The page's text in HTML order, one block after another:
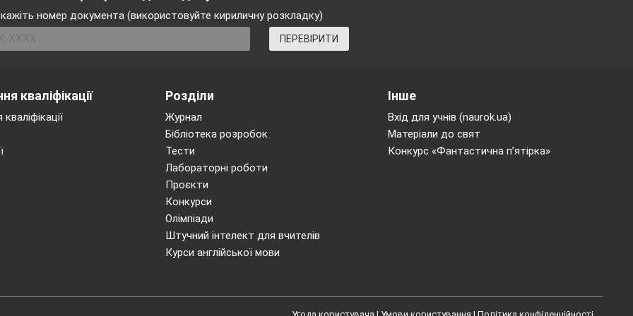
номер документа (використовуйте кириличну розкладку)
ПЕРЕВІРИТИ
кваліфікації Розділи
Журнал
Бібліотека розробок
Тести
Лабораторні роботи
Проєкти
Конкурси
Олімпіади
Штучний інтелект для вчителів
Курси англійської мови
Інше
Вхід для учнів (naurok.ua)
Матеріали до свят
Конкурс «Фантастична п’ятірка»